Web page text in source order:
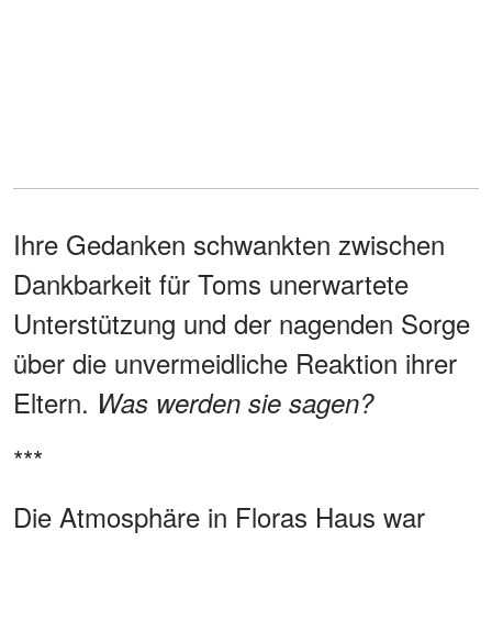
Ihre Gedanken schwankten zwischen
Dankbarkeit für Toms unerwartete
Unterstützung und der nagenden Sorge
über die unvermeidliche Reaktion ihrer
Eltern. Was werden sie sagen?
***
Die Atmosphäre in Floras Haus war